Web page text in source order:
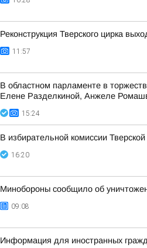
Реконструкция Тверского цирка
11:57
В областном парламенте в
Елене Разделкиной, Анжеле
15:24
В избирательной комиссии
16:20
Минобороны сообщило об
09:08
Информация для иностранных